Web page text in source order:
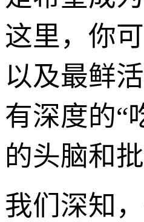
这里，你
以及最鲜
有深度的“
的头脑和
我们深知